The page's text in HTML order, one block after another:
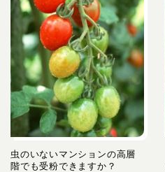
虫のいないマンションの高層
階でも受粉できますか？